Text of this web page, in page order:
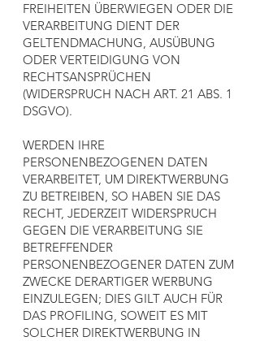
FREIHEITEN ÜBERWIEGEN ODER DIE
VERARBEITUNG DIENT DER
GELTENDMACHUNG, AUSÜBUNG
ODER VERTEIDIGUNG VON
RECHTSANSPRÜCHEN
(WIDERSPRUCH NACH ART. 21 ABS. 1
DSGVO).
WERDEN IHRE
PERSONENBEZOGENEN DATEN
VERARBEITET, UM DIREKTWERBUNG
ZU BETREIBEN, SO HABEN SIE DAS
RECHT, JEDERZEIT WIDERSPRUCH
GEGEN DIE VERARBEITUNG SIE
BETREFFENDER
PERSONENBEZOGENER DATEN ZUM
ZWECKE DERARTIGER WERBUNG
EINZULEGEN; DIES GILT AUCH FÜR
DAS PROFILING, SOWEIT ES MIT
SOLCHER DIREKTWERBUNG IN